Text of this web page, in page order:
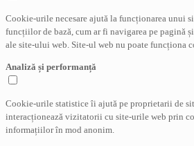
Cookie-urile necesare ajută la funcționarea unui
funcțiilor de bază, cum ar fi navigarea pe pagină
ale site-ului web. Site-ul web nu poate funcționa
Analiză și performanță
Cookie-urile statistice îi ajută pe proprietarii de
interacționează vizitatorii cu site-urile web prin
informațiilor în mod anonim.